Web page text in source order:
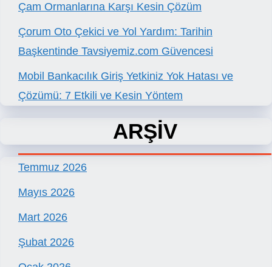
Çam Ormanlarına Karşı Kesin Çözüm
Çorum Oto Çekici ve Yol Yardım: Tarihin
Başkentinde Tavsiyemiz.com Güvencesi
Mobil Bankacılık Giriş Yetkiniz Yok Hatası ve
Çözümü: 7 Etkili ve Kesin Yöntem
ARŞİV
Temmuz 2026
Mayıs 2026
Mart 2026
Şubat 2026